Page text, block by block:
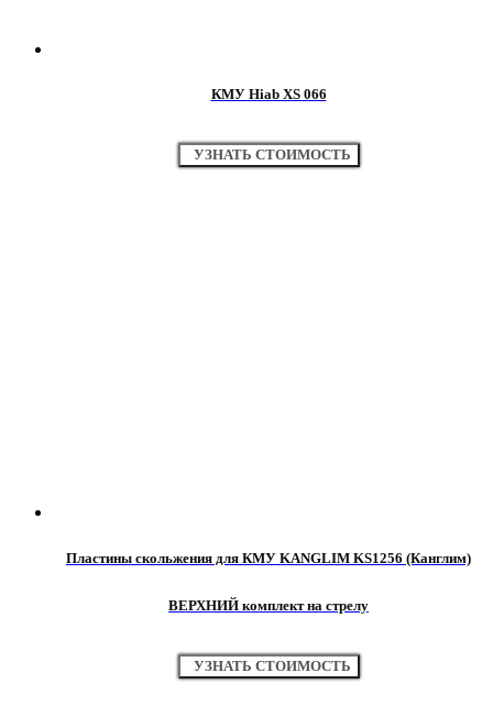
КМУ Hiab XS 066
УЗНАТЬ СТОИМОСТЬ
Пластины скольжения для КМУ KANGLIM KS1256 (Канглим)
ВЕРХНИЙ комплект на стрелу
УЗНАТЬ СТОИМОСТЬ